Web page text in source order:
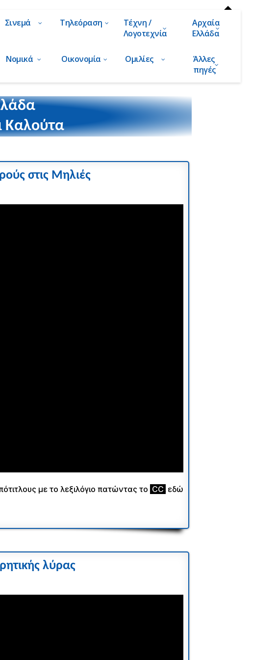
Σινεμά Τηλεόραση
Τέχνη /
Λογοτεχνία
Αρχαία
Ελλάδα
Νομικά Οικονομία Ομιλίες
Άλλες
πηγές
Καλούτα
στις Μηλιές
με το λεξιλόγιο πατώντας το CC εδώ
λύρας